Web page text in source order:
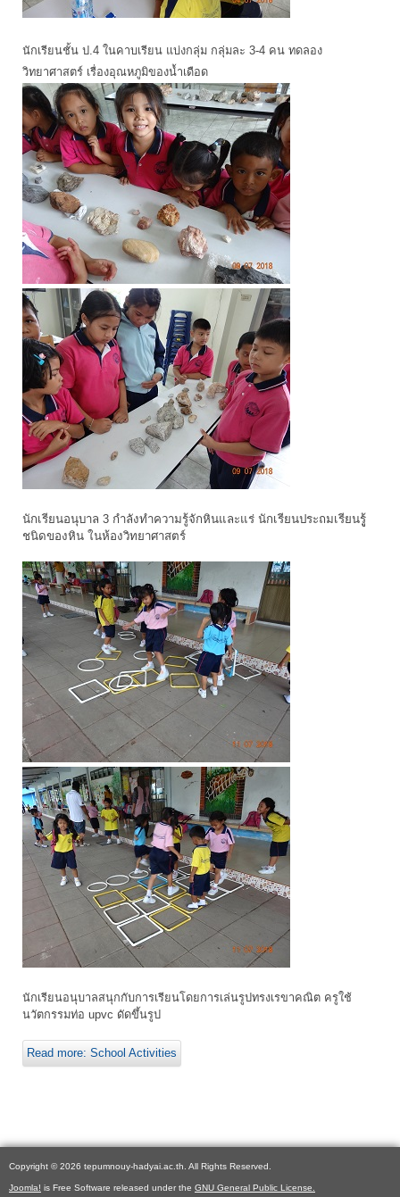
นักเรียนชั้น ป.4 ในคาบเรียน แบ่งกลุ่ม กลุ่มละ 3-4 คน ทดลอง
วิทยาศาสตร์ เรื่องอุณหภูมิของน้ำเดือด
นักเรียนอนุบาล 3 กำลังทำความรู้จักหินและแร่ นักเรียนประถมเรียนรูู้
ชนิดของหิน ในห้องวิทยาศาสตร์
นักเรียนอนุบาลสนุกกับการเรียนโดยการเล่นรูปทรงเรขาคณิต ครูใช้
นวัตกรรมท่อ upvc ดัดขึ้นรูป
Read more: School Activities
Copyright © 2026 tepumnouy-hadyai.ac.th. All Rights Reserved.
Joomla! is Free Software released under the GNU General Public License.